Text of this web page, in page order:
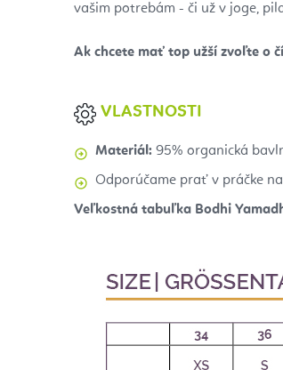
vašim potrebám - či už v joge,
Ak chcete mať top užší zvoľte o
VLASTNOSTI
Materiál: 95% organická
Odporúčame prať v práčke
Veľkostná tabuľka Bodhi